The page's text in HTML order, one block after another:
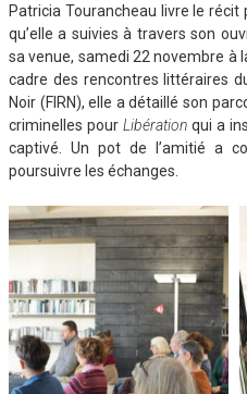
Patricia Tourancheau livre le
qu’elle a suivies à travers son
sa venue, samedi 22 novembre à
cadre des rencontres littéraires
Noir (FIRN), elle a détaillé son
criminelles pour Libérationqui a
captivé. Un pot de l’amitié a
poursuivre les échanges.